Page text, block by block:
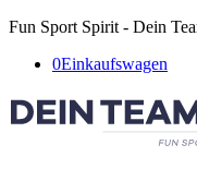
Fun Sport Spirit - Dein
0Einkaufswagen